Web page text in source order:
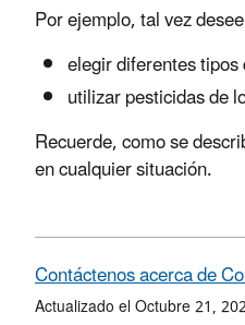
Por ejemplo, tal vez
elegir diferentes
utilizar pesticidas de
Recuerde, como se
en cualquier situación.
Contáctenos acerca de
Actualizado el Octubre 21,